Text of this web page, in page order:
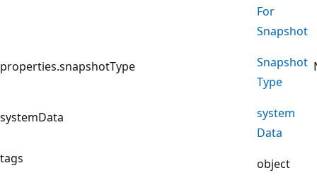
For
Snapshot
properties.snapshotType
Snapshot
Type
systemData
system
Data
tags
object